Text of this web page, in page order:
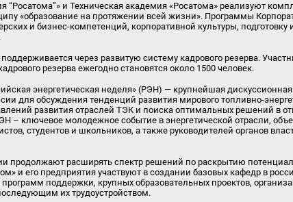
“Росатома”» и Техническая академия «Росатома» реализуют
«образование на протяжении всей жизни». Программы
и бизнес-компетенций, корпоративной культуры,
через развитую систему кадрового резерва.
резерва ежегодно становятся около 1500 человек.
энергетическая неделя» (РЭН) — крупнейшая
для обсуждения тенденций развития мирового топливно-
развития отраслей ТЭК и поиска оптимальных решений в
– ключевое молодежное событие в энергетической отрасли,
студентов и школьников, а также руководителей органов
продолжают расширять спектр решений по раскрытию
и его предприятия участвуют в создании базовых кафедр в
поддержки, крупных образовательных проектов,
их трудоустройством.